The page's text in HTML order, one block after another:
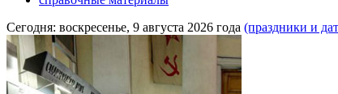
Сегодня: воскресенье, 9 августа 2026 года (праздники и